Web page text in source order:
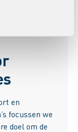
en
focussen we
doel om de